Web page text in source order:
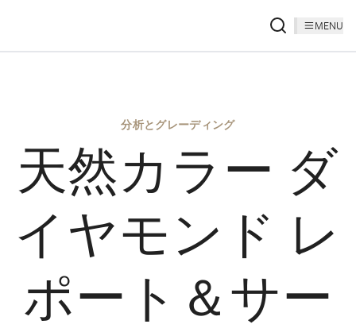
MENU
分析とグレーディング
天然カラー ダ
イヤモンド レ
ポート＆サー